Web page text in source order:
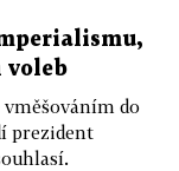
voleb
do
prezident